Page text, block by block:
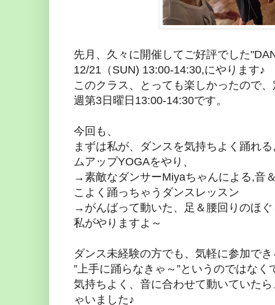
先月、久々に開催してご好評でした
12/21（SUN) 13:00-14:30,にやります♪
このクラス、とっても楽しかったので
週第3日曜日13:00-14:30です。
今回も、
まずは私が、ダンスを気持ちよく踊れ
ムアップYOGAをやり、
→素敵なダンサーMiyaちゃんによる,音
こよく踊っちゃうダンスレッスン
→がんばって動いた、足＆腰回りのほ
私がやりますよ～
ダンス未経験の方でも、気軽に参加で
”上手に踊らなきゃ～”というのではなく
気持ちよく、音に合わせて動いていた
ゃいました♪